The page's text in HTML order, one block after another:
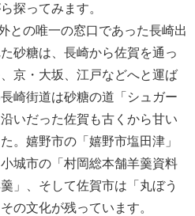
探ってみます。
との唯一の窓口であった長崎出
砂糖は、長崎から佐賀を通っ
京・大坂、江戸などへと運ば
崎街道は砂糖の道「シュガー
いだった佐賀も古くから甘い
。嬉野市の「嬉野市塩田津」
城市の「村岡総本舗羊羹資料
」、そして佐賀市は「丸ぼう
の文化が残っています。